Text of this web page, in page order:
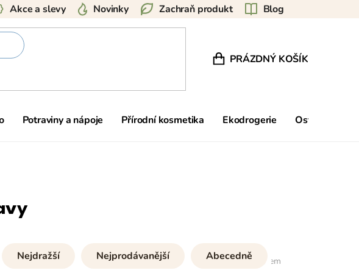
Blog
Zachraň produkt
Novinky
Akce a slevy
NÁKUPNÍ KOŠÍK
PRÁZDNÝ KOŠÍK
Potraviny a nápoje Přírodní kosmetika Ekodrogerie Ostatní
48položek celkem
Nejdražší Nejprodávanější Abecedně